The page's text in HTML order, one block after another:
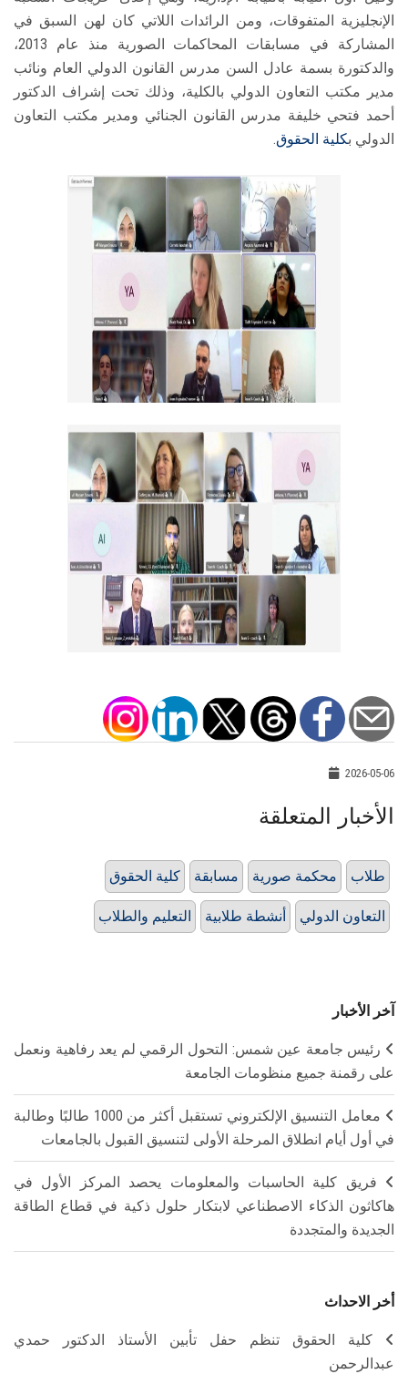
الإنجليزية المتفوقات، ومن الرائدات اللاتي كان لهن السبق في
المشاركة في مسابقات المحاكمات الصورية منذ عام 2013،
والدكتورة بسمة عادل السن مدرس القانون الدولي العام ونائب
مدير مكتب التعاون الدولي بالكلية، وذلك تحت إشراف الدكتور
أحمد فتحي خليفة مدرس القانون الجنائي ومدير مكتب التعاون
الدولي بكلية الحقوق.
2026-05-06
الأخبار المتعلقة
كلية الحقوق مسابقة محكمة صورية طلاب
التعليم والطلاب أنشطة طلابية التعاون الدولي
آخر الأخبار
رئيس جامعة عين شمس: التحول الرقمي لم يعد رفاهية ونعمل
على رقمنة جميع منظومات الجامعة
معامل التنسيق الإلكتروني تستقبل أكثر من 1000 طالبًا وطالبة
في أول أيام انطلاق المرحلة الأولى لتنسيق القبول بالجامعات
فريق كلية الحاسبات والمعلومات يحصد المركز الأول في
هاكاثون الذكاء الاصطناعي لابتكار حلول ذكية في قطاع الطاقة
الجديدة والمتجددة
أخر الاحداث
كلية الحقوق تنظم حفل تأبين الأستاذ الدكتور حمدي
عبدالرحمن